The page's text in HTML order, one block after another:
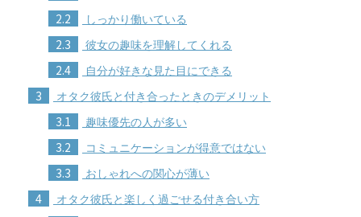
2.2 しっかり働いている
2.3 彼女の趣味を理解してくれる
2.4 自分が好きな見た目にできる
3 オタク彼氏と付き合ったときのデメリット
3.1 趣味優先の人が多い
3.2 コミュニケーションが得意ではない
3.3 おしゃれへの関心が薄い
4 オタク彼氏と楽しく過ごせる付き合い方